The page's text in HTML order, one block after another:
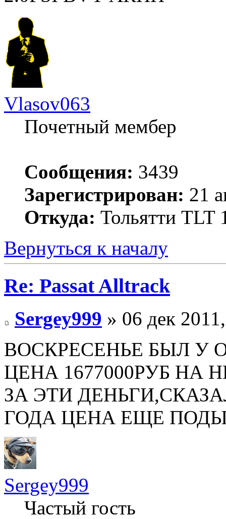
Vlasov063
Почетный мембер
Сообщения: 3439
Зарегистрирован: 21
Откуда: Тольятти TLT
Вернуться к началу
Re: Passat Alltrack
Sergey999 » 06 дек
ВОСКРЕСЕНЬЕ БЫЛ У
ЦЕНА 1677000РУБ
ЗА ЭТИ
ГОДА ЦЕНА ЕЩЕ
Sergey999
Частый гость